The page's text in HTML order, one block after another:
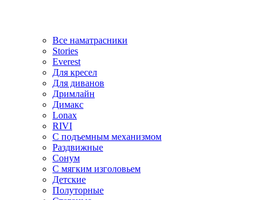
Все наматрасники
Stories
Everest
Для кресел
Для диванов
Дримлайн
Димакс
Lonax
RIVI
С подъемным механизмом
Раздвижные
Сонум
С мягким изголовьем
Детские
Полуторные